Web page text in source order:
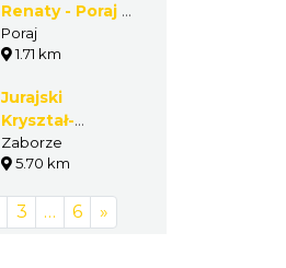
Renaty - Poraj -
Gmina Poraj
Poraj
1.71 km
Jurajski
Kryształ-
Restauracja w
Zaborzu
Zaborze
5.70 km
3 … 6 »